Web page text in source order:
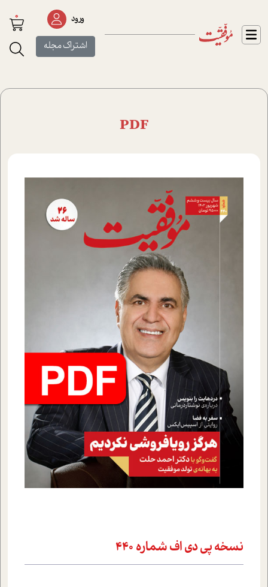
ورود
اشتراک مجله
0
PDF
نسخه پي دي اف شماره 440